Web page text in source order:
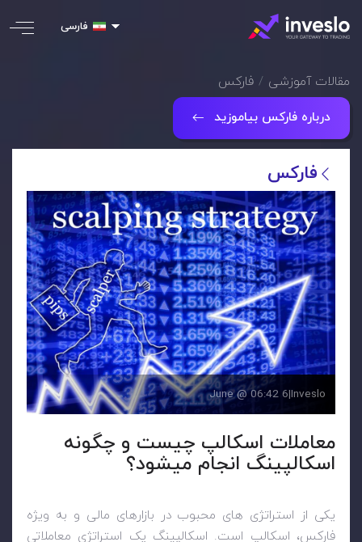
فارسی
مقالات آموزشی فارکس
درباره فارکس بیاموزید
فارکس
Inveslo
|
6 June @ 06:42
معاملات اسکالپ چیست و چگونه
اسکالپینگ انجام میشود؟
یکی از استراتژی های محبوب در بازارهای مالی و به ویژه
فارکس، اسکالپ است. اسکالپینگ یک استراتژی معاملاتی